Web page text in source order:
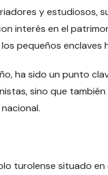
y estudiosos,
interés en el
pequeños enclaves
ha sido un punto
sino que
turolense situado